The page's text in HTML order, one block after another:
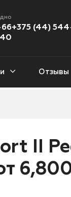
66+375 (44)
авто
Отзывы
II